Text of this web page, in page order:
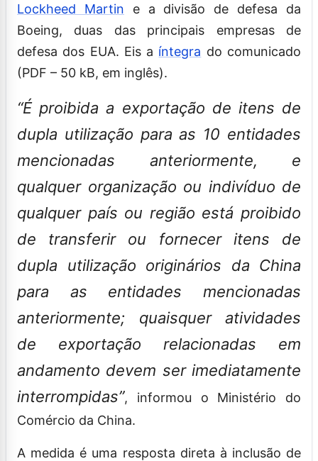
Lockheed Martin e a divisão de defesa da
Boeing, duas das principais empresas de
defesa dos EUA. Eis a íntegra do comunicado
(PDF – 50 kB, em inglês).
“É proibida a exportação de itens de
dupla utilização para as 10 entidades
mencionadas anteriormente, e
qualquer organização ou indivíduo de
qualquer país ou região está proibido
de transferir ou fornecer itens de
dupla utilização originários da China
para as entidades mencionadas
anteriormente; quaisquer atividades
de exportação relacionadas em
andamento devem ser imediatamente
interrompidas”, informou o Ministério do
Comércio da China.
A medida é uma resposta direta à inclusão de